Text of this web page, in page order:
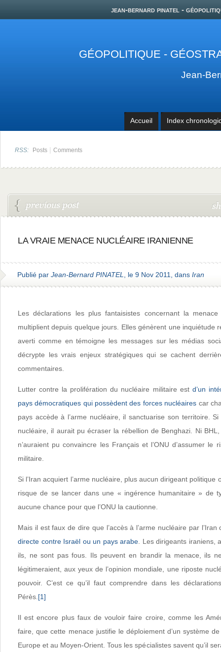
jean-bernard pinatel -
GÉOPOLITIQUE -
Jean-
Accueil Index
RSS: Posts | Comments
LA VRAIE MENACE NUCLÉAIRE IRANIENNE
Publié par Jean-Bernard PINATEL , le 9 Nov 2011, dans Iran
Les déclarations les plus fantaisistes concernant la
multiplient depuis quelque jours. Elles génèrent une inquiétude
averti comme en témoigne les messages sur les médias
décrypte les vrais enjeux stratégiques qui se cachent
commentaires.
Lutter contre la prolifération du nucléaire militaire est d’un
pays démocratiques qui possèdent des forces nucléaires car
pays accède à l’arme nucléaire, il sanctuarise son territoire.
nucléaire, il aurait pu écraser la rébellion de Benghazi. Ni
n’auraient pu convaincre les Français et l’ONU d’assumer le
militaire.
Si l’Iran acquiert l’arme nucléaire, plus aucun dirigeant politique
risque de se lancer dans une « ingérence humanitaire » de
aucune chance pour que l’ONU la cautionne.
Mais il est faux de dire que l’accès à l’arme nucléaire par
directe contre Israël ou un pays arabe . Les dirigeants iraniens,
ils, ne sont pas fous. Ils peuvent en brandir la menace, ils
légitimeraient, aux yeux de l’opinion mondiale, une riposte
pouvoir. C’est ce qu’il faut comprendre dans les
Pérès. [1]
Il est encore plus faux de vouloir faire croire, comme les
faire, que cette menace justifie le déploiement d’un système
Europe et au Moyen-Orient. Tous les spécialistes savent qu’il